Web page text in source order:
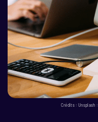
Crédits : Unsplash :